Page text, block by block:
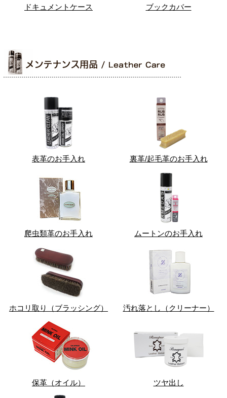
ドキュメントケース ブックカバー
表革のお手入れ 裏革/起毛革のお手入れ
爬虫類革のお手入れ ムートンのお手入れ
ホコリ取り（ブラッシング） 汚れ落とし（クリーナー）
保革（オイル） ツヤ出し